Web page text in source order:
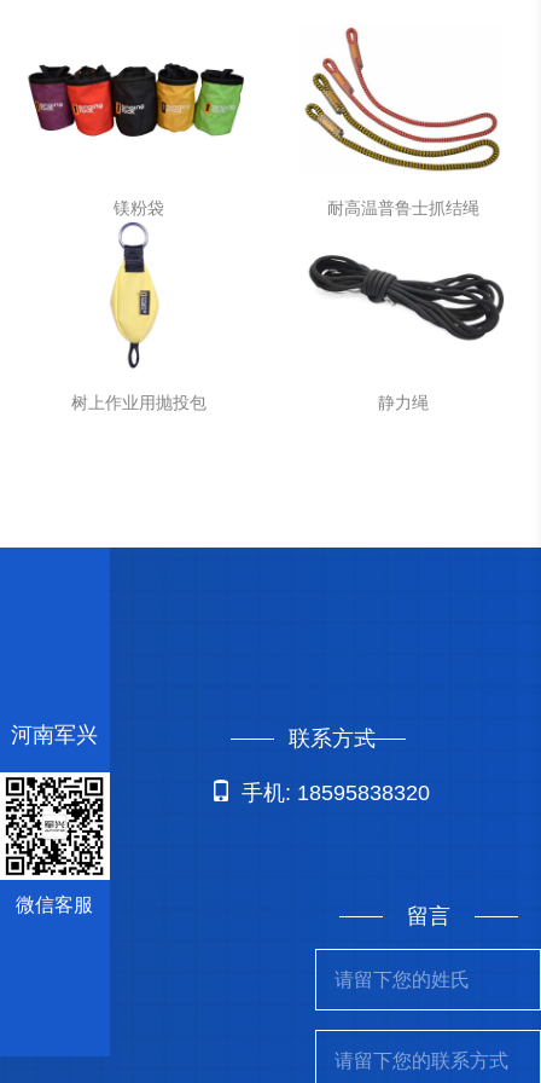
镁粉袋 耐高温普鲁士抓结绳
树上作业用抛投包 静力绳
河南军兴
微信客服
联系方式
手机: 18595838320
留言